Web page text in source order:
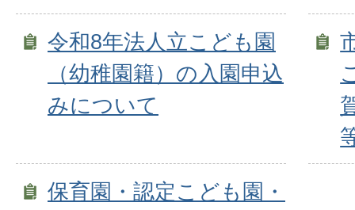
令和8年法人立こども園
（幼稚園籍）の入園申込
みについて
保育園・認定こども園・